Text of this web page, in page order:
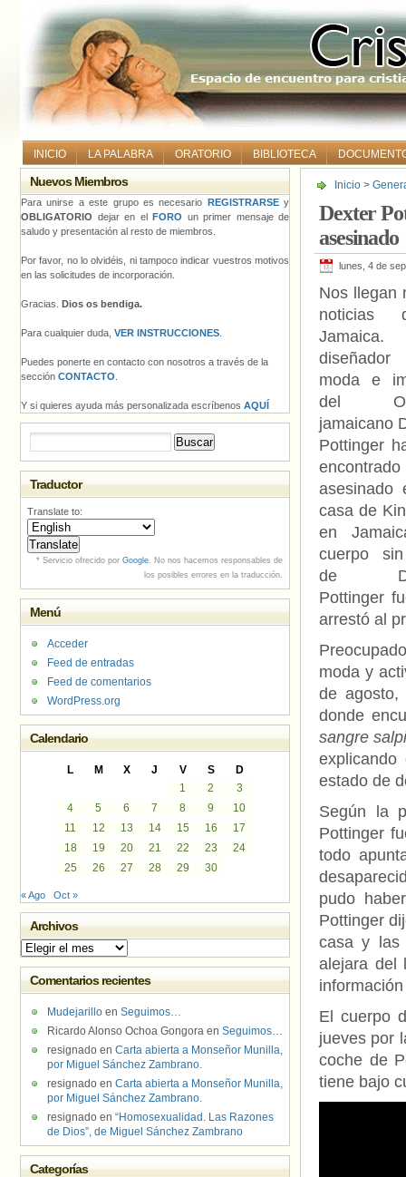
INICIO LA PALABRA ORATORIO BIBLIOTECA
Inicio >
Dexter
asesinado
lunes, 4 de
Nos llegan
noticias
moda e
del
jamaicano
Pottinger
encontrado
asesinado
casa de
en
cuerpo
de
Pottinger
arrestó al
moda y
de agosto,
donde
sangre
estado de
Según la
Pottinger
todo
pudo
Pottinger
casa y
alejara del
El cuerpo
jueves por
coche de
tiene bajo
Nuevos Miembros
Para unirse a este grupo es necesario REGISTRARSEy
OBLIGATORIO dejar en el FORO un primer mensaje de
saludo y presentación al resto de miembros.
Por favor, no lo olvidéis, ni tampoco indicar vuestros motivos
en las solicitudes de incorporación.
Gracias. Dios os bendiga.
Para cualquier duda, VER INSTRUCCIONES
Puedes ponerte en contacto con nosotros a través de la
sección CONTACTO
Y si quieres ayuda más personalizada escríbenos AQUÍ
Traductor
Translate to:
* Servicio ofrecido por Google. No nos hacemos responsables de
los posibles errores en la traducción.
Menú
Acceder
Feed de entradas
Feed de comentarios
WordPress.org
Calendario
L M X J V S
D
1
2
3
4
5 6 7 8 9
10
11
12 13 14 15 16
17
18
19 20 21 22 23
24
25
26 27 28 29 30
« Ago Oct »
Archivos
Archivos
Comentarios recientes
Mudejarillo en Seguimos…
Ricardo Alonso Ochoa Gongora en Seguimos…
resignado en Carta abierta a Monseñor Munilla,
por Miguel Sánchez Zambrano.
resignado en Carta abierta a Monseñor Munilla,
por Miguel Sánchez Zambrano.
resignado en “Homosexualidad. Las Razones
de Dios”, de Miguel Sánchez Zambrano
Categorías